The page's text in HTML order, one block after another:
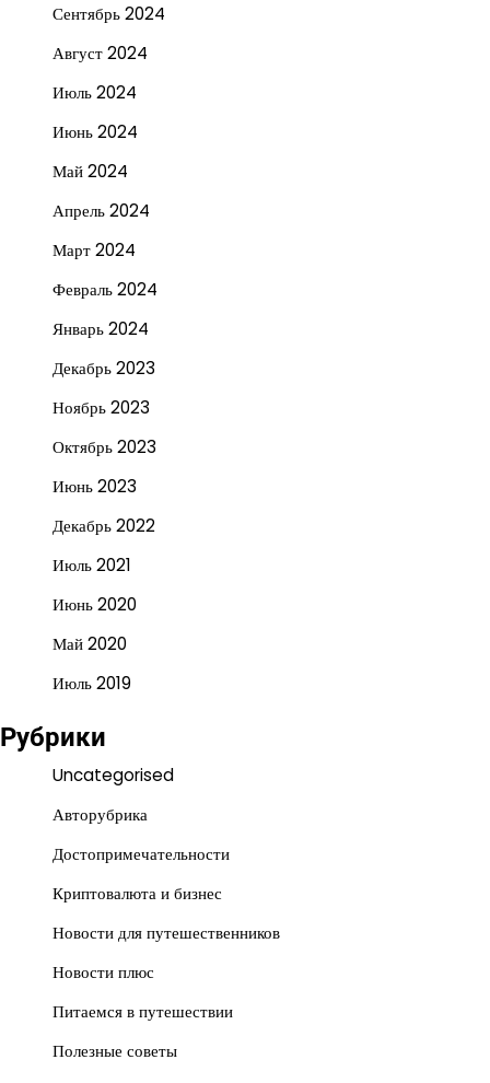
Сентябрь 2024
Август 2024
Июль 2024
Июнь 2024
Май 2024
Апрель 2024
Март 2024
Февраль 2024
Январь 2024
Декабрь 2023
Ноябрь 2023
Октябрь 2023
Июнь 2023
Декабрь 2022
Июль 2021
Июнь 2020
Май 2020
Июль 2019
Рубрики
Uncategorised
Авторубрика
Достопримечательности
Криптовалюта и бизнес
Новости для путешественников
Новости плюс
Питаемся в путешествии
Полезные советы